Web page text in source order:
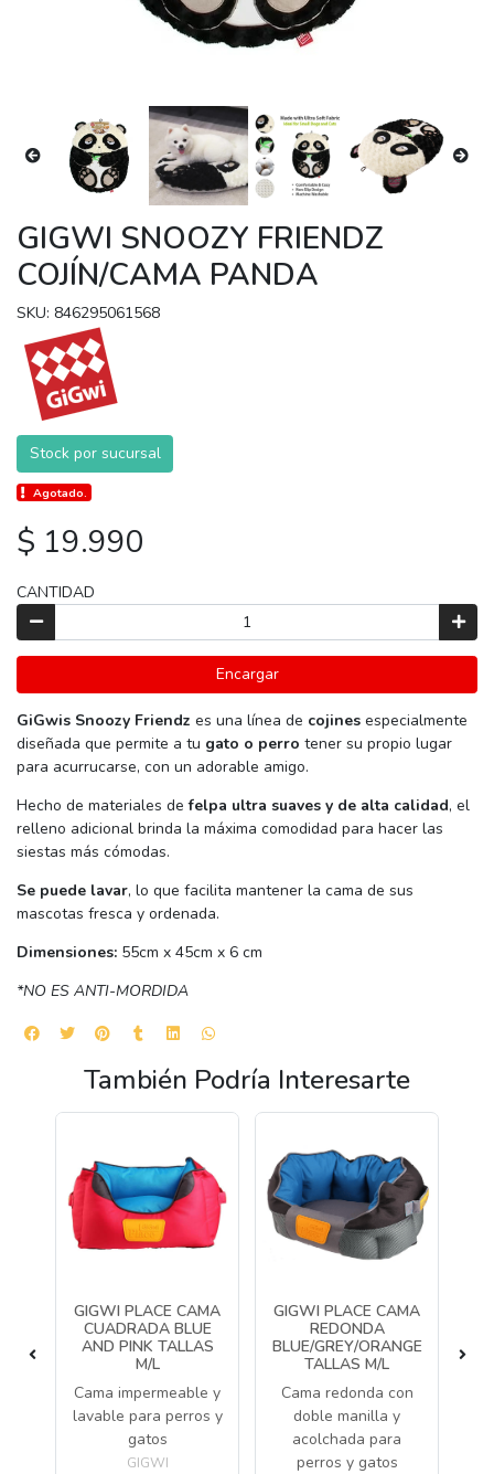
GIGWI SNOOZY FRIENDZ
COJÍN/CAMA PANDA
SKU: 846295061568
Stock por sucursal
Agotado.
$ 19.990
CANTIDAD
Encargar
GiGwis Snoozy Friendz es una línea de cojines especialmente
diseñada que permite a tu gato o perro tener su propio lugar
para acurrucarse, con un adorable amigo.
Hecho de materiales defelpa ultra suaves y de alta calidad, el
relleno adicional brinda la máxima comodidad para hacer las
siestas más cómodas.
Se puede lavar, lo que facilita mantener la cama de sus
mascotas fresca y ordenada.
Dimensiones: 55cm x 45cm x 6 cm
*NO ES ANTI-MORDIDA
También Podría Interesarte
GIGWI PLACE CAMA
CUADRADA BLUE
AND PINK TALLAS
M/L
Cama impermeable y
lavable para perros y
gatos
GIGWI
GIGWI PLACE CAMA
REDONDA
BLUE/GREY/ORANGE
TALLAS M/L
Cama redonda con
doble manilla y
acolchada para
perros y gatos